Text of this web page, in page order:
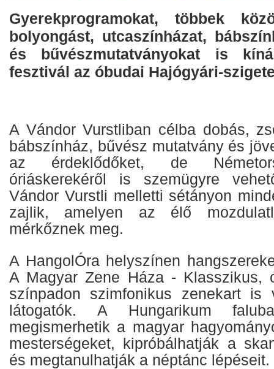
Gyerekprogramokat, többek
bolyongást, utcaszínházat,
és bűvészmutatványokat is
fesztivál az óbudai Hajógyári-
A Vándor Vurstliban célba dobás,
bábszínház, bűvész mutatvány és
az érdeklődőket, de
óriáskerekéről is szemügyre
Vándor Vurstli melletti sétányon
zajlik, amelyen az élő
mérkőznek meg.
A HangolÓra helyszínen
A Magyar Zene Háza - Klasszikus,
színpadon szimfonikus zenekart is
látogatók. A Hungarikum
megismerhetik a magyar
mesterségeket, kipróbálhatják a
és megtanulhatják a néptánc lépéseit.